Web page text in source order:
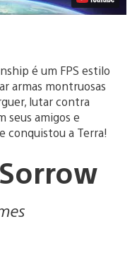
é um FPS estilo
armas montruosas
lutar contra
seus amigos e
conquistou a Terra!